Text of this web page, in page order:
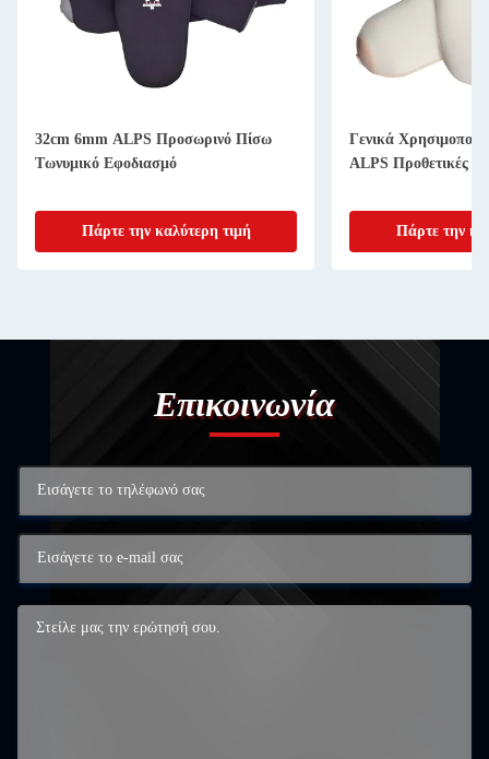
32cm 6mm ALPS Προσωρινό Πίσω
Τωνυμικό Εφοδιασμό
Πάρτε την καλύτερη τιμή
Γενικά
ALPS Προθετικές
Πάρτε την
Επικοινωνία